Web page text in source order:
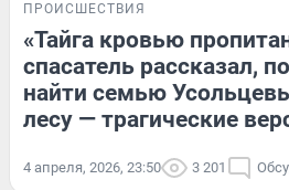
ПРОИСШЕСТВИЯ
«Тайга кровью
спасатель рассказал,
найти семью
лесу — трагические
4 апреля, 2026, 23:50 3 201